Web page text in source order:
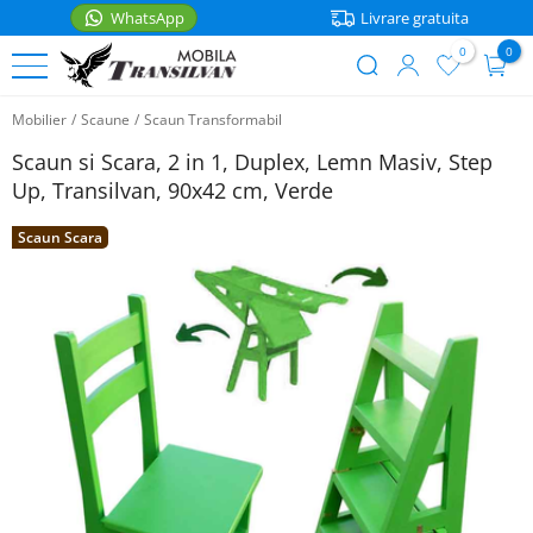
la
conținutul
principal
WhatsApp Livrare gratuita
menu
0 0
Mobilier / Scaune / Scaun Transformabil
Scaun si Scara, 2 in 1, Duplex, Lemn Masiv, Step
Up, Transilvan, 90x42 cm, Verde
Scaun Scara
PATURI
Paturi
de
o
persoana
matrimoniale
Paturi
etajate
Paturi
pentru
copii
MOBILIER
Noptiere
Mese
Scaune
Coltare
bucatarie
Cutii
ACCESORII
bucatarie
Casa
Saltele
Lenjerii
Articole
WhatsApp